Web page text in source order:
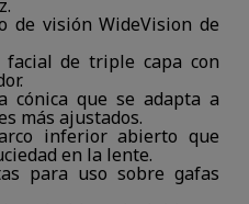
de visión WideVision de
facial de triple capa con
cónica que se adapta a
más ajustados.
inferior abierto que
en la lente.
para uso sobre gafas